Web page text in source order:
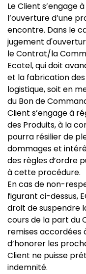
Le Client s’engage
l’ouverture d’une
encontre. Dans le
jugement
le Contrat/la
Ecotel, qui doit
et la fabrication des
logistique, soit en
du Bon de
Client s’engage à
des Produits, à la
pourra résilier de
dommages et
des règles d’ordre
à cette procédure.
En cas de non-
figurant ci-dessus,
droit de suspendre
cours de la part du
remises accordées
d’honorer les
Client ne puisse
indemnité.